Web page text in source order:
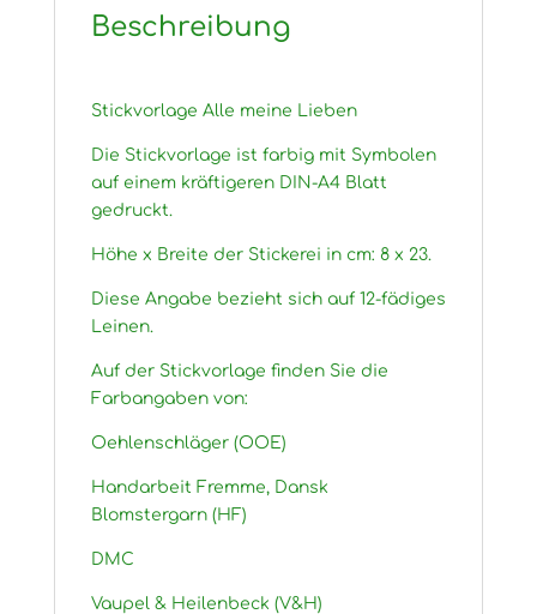
Beschreibung
Stickvorlage Alle meine Lieben
Die Stickvorlage ist farbig mit Symbolen
auf einem kräftigeren DIN-A4 Blatt
gedruckt.
Höhe x Breite der Stickerei in cm: 8 x 23.
Diese Angabe bezieht sich auf 12-fädiges
Leinen.
Auf der Stickvorlage finden Sie die
Farbangaben von:
Oehlenschläger (OOE)
Handarbeit Fremme, Dansk
Blomstergarn (HF)
DMC
Vaupel & Heilenbeck (V&H)